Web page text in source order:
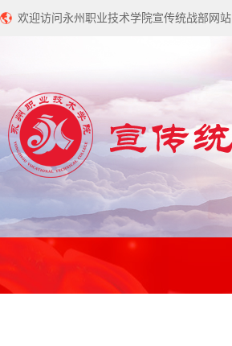
欢迎访问永州职业技术学院宣传统战部网站